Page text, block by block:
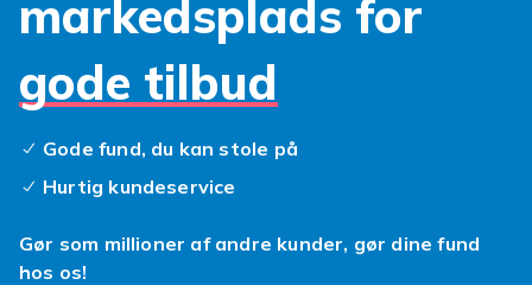
markedsplads for
gode tilbud
Gode fund, du kan stole på
Hurtig kundeservice
Gør som millioner af andre kunder, gør dine fund
hos os!